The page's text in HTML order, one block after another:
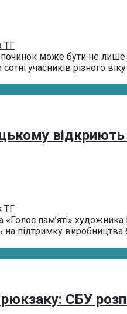
ТГ
може бути не лише
учасників різного віку
відкриють
ТГ
пам’яті»
підтримку виробництва
СБУ